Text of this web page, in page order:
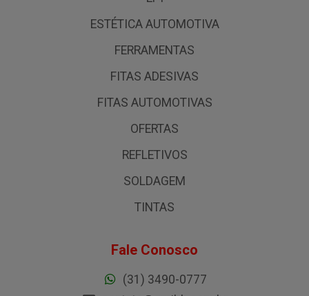
ESTÉTICA AUTOMOTIVA
FERRAMENTAS
FITAS ADESIVAS
FITAS AUTOMOTIVAS
OFERTAS
REFLETIVOS
SOLDAGEM
TINTAS
Fale Conosco
(31) 3490-0777